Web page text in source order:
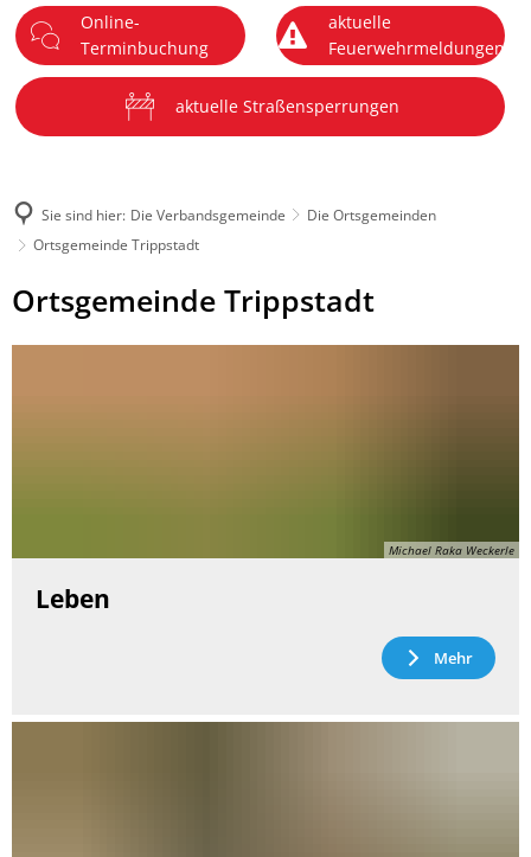
Menü
Online-
Terminbuchung
aktuelle
Feuerwehrmeldungen
aktuelle Straßensperrungen
Sie sind hier: Die Verbandsgemeinde
Die Ortsgemeinden
Ortsgemeinde Trippstadt
Ortsgemeinde
Trippstadt
Ortsgemeinde Trippstadt
Michael Raka Weckerle
Leben
Mehr